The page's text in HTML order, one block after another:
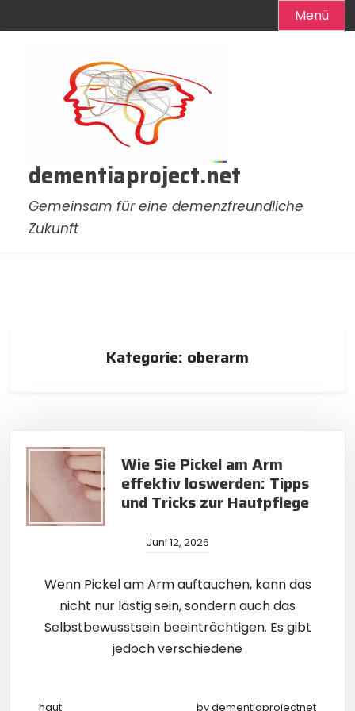
Menü
dementiaproject.net
Gemeinsam für eine demenzfreundliche
Zukunft
Kategorie: oberarm
Wie Sie Pickel am Arm
effektiv loswerden: Tipps
und Tricks zur Hautpflege
Juni 12, 2026
Wenn Pickel am Arm auftauchen, kann das
nicht nur lästig sein, sondern auch das
Selbstbewusstsein beeinträchtigen. Es gibt
jedoch verschiedene
haut bydementiaprojectnet